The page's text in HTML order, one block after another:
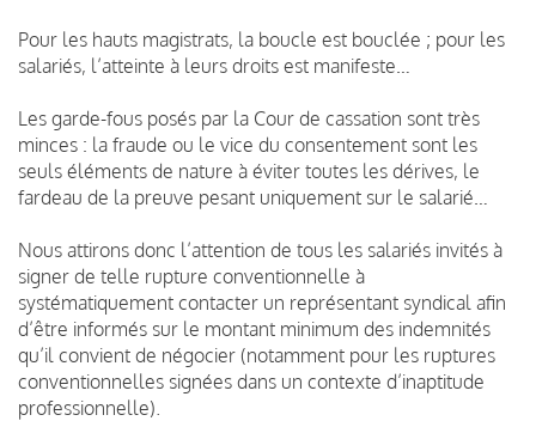
Pour les hauts magistrats, la boucle est bouclée ; pour les
salariés, l’atteinte à leurs droits est manifeste…
Les garde-fous posés par la Cour de cassation sont très
minces : la fraude ou le vice du consentement sont les
seuls éléments de nature à éviter toutes les dérives, le
fardeau de la preuve pesant uniquement sur le salarié…
Nous attirons donc l’attention de tous les salariés invités à
signer de telle rupture conventionnelle à
systématiquement contacter un représentant syndical afin
d’être informés sur le montant minimum des indemnités
qu’il convient de négocier (notamment pour les ruptures
conventionnelles signées dans un contexte d’inaptitude
professionnelle).